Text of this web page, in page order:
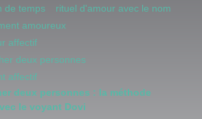
de temps
rituel d'amour avec le nom
amoureux
affectif
deux personnes
affectif
deux personnes : la méthode
le voyant Dovi